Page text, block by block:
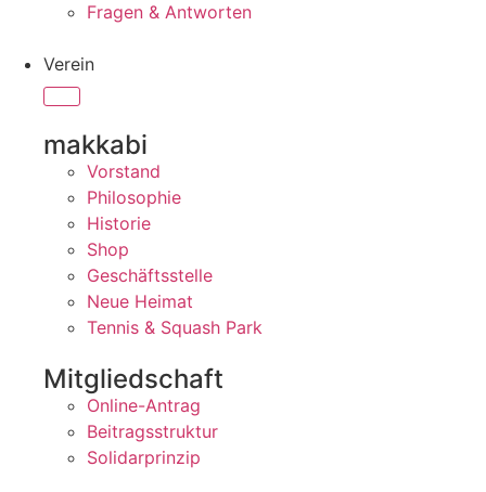
Fragen & Antworten
Verein
makkabi
Vorstand
Philosophie
Historie
Shop
Geschäftsstelle
Neue Heimat
Tennis & Squash Park
Mitgliedschaft
Online-Antrag
Beitragsstruktur
Solidarprinzip